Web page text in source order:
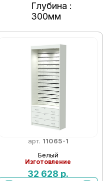
Глубина :
300мм
арт. 11065-1
Белый
Изготовление
32 628 р.